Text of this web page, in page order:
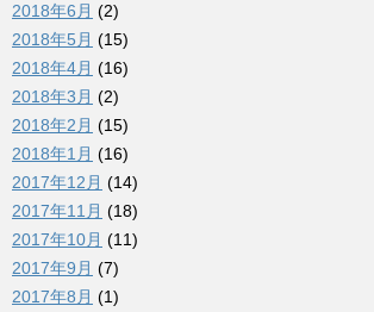
2018年6月 (2)
2018年5月 (15)
2018年4月 (16)
2018年3月 (2)
2018年2月 (15)
2018年1月 (16)
2017年12月 (14)
2017年11月 (18)
2017年10月 (11)
2017年9月 (7)
2017年8月 (1)